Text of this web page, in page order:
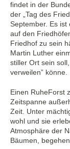
findet in der
der „Tag des
September. Es ist
auf den
Friedhof zu sein
Martin Luther
stiller Ort sein
verweilen” könne.
Einen RuheForst
Zeitspanne
Zeit. Unter
wohl und sie
Atmosphäre der
Bäumen,